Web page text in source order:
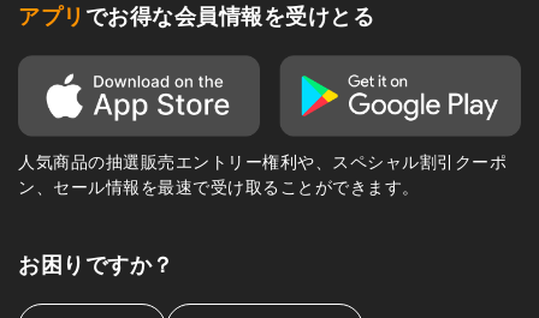
アプリ でお得な会員情報を受けとる
人気商品の抽選販売エントリー権利や、スペシャル割引クーポ
ン、セール情報を最速で受け取ることができます。
お困りですか？